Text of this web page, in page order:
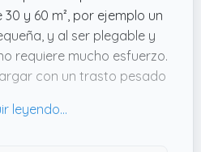
y 60 m², por ejemplo un
y al ser plegable y
requiere mucho esfuerzo.
con un trasto pesado